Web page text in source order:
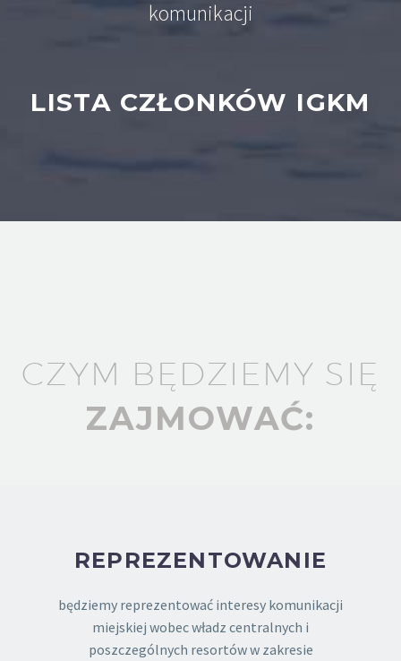
komunikacji
LISTA CZŁONKÓW IGKM
CZYM BĘDZIEMY SIĘ
ZAJMOWAĆ:
REPREZENTOWANIE
będziemy reprezentować interesy komunikacji
miejskiej wobec władz centralnych i
poszczególnych resortów w zakresie